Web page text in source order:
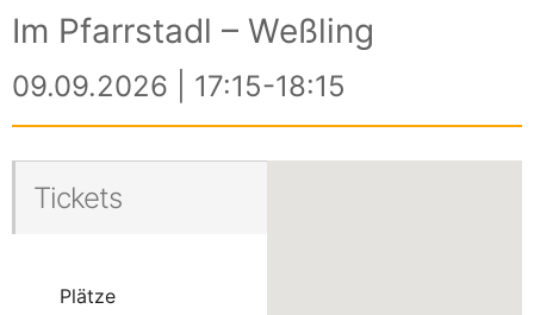
Im Pfarrstadl – Weßling
09.09.2026 | 17:15-18:15
Tickets
Plätze